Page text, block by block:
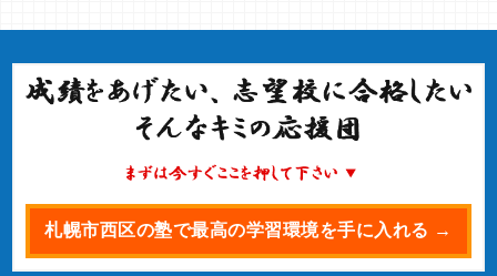
札幌市西区の塾で最高の学習環境を手に入れる →